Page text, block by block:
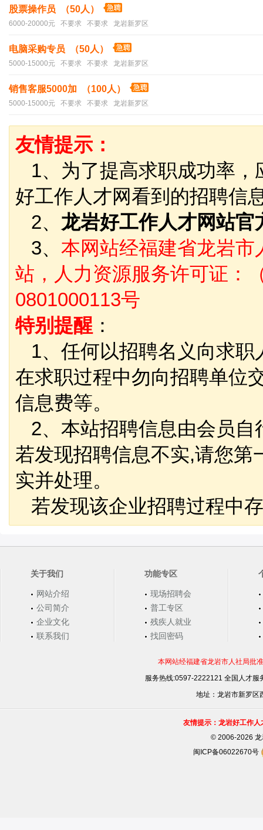
股票操作员 （50人）
6000-20000元 不要求 不要求 龙岩新罗区
电脑采购专员 （50人）
5000-15000元 不要求 不要求 龙岩新罗区
销售客服5000加 （100人）
5000-15000元 不要求 不要求 龙岩新罗区
友情提示：
1、为了提高求职成功率，
好工作人才网看到的招聘信
2、 龙岩好工作人才网站
3、 本网站经福建省龙岩
站，人力资源服务许可证：
0801000113号
特别提醒 ：
1、任何以招聘名义向求职
在求职过程中勿向招聘单位
信息费等。
2、本站招聘信息由会员自
若发现招聘信息不实,请您第
实并处理。
若发现该企业招聘过程中
关于我们
网站介绍
公司简介
企业文化
联系我们
功能专区
现场招聘会
普工专区
残疾人就业
找回密码
本网站经福建省龙岩市人社局批
服务热线:0597-2222121 全国人才
地址：龙岩市新罗区
友情提示：龙岩好工作
©2006-2026 龙
闽ICP备06022670号